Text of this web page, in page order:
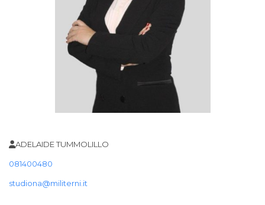
ADELAIDE TUMMOLILLO
081400480
studiona@militerni.it